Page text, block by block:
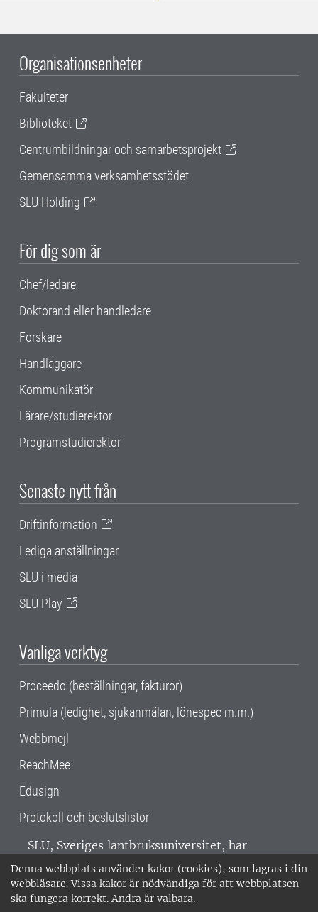
Denna webbplats använder kakor (cookies), som lagras i din
webbläsare. Vissa kakor är nödvändiga för att webbplatsen
ska fungera korrekt. Andra är valbara.
Organisationsenheter
Fakulteter
Biblioteket
Centrumbildningar och samarbetsprojekt
Gemensamma verksamhetsstödet
SLU Holding
För dig som är
Chef/ledare
Doktorand eller handledare
Forskare
Handläggare
Kommunikatör
Lärare/studierektor
Programstudierektor
Senaste nytt från
Driftinformation
Lediga anställningar
SLU i media
SLU Play
Vanliga verktyg
Proceedo (beställningar, fakturor)
Primula (ledighet, sjukanmälan, lönespec m.m.)
Webbmejl
ReachMee
Edusign
Protokoll och beslutslistor
SLU, Sveriges lantbruksuniversitet, har
verksamhet över hela Sverige. Huvudorter är
Alnarp, Uppsala och Umeå.SLU är
miljöcertifierat enligt ISO 14001. •